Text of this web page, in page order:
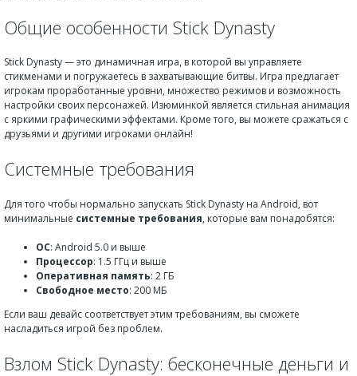
Общие особенности Stick Dynasty
Stick Dynasty — это динамичная игра, в которой вы управляете
стикменами и погружаетесь в захватывающие битвы. Игра предлагает
игрокам проработанные уровни, множество режимов и возможность
настройки своих персонажей. Изюминкой является стильная анимация
с яркими графическими эффектами. Кроме того, вы можете сражаться с
друзьями и другими игроками онлайн!
Системные требования
Для того чтобы нормально запускать Stick Dynasty на Android, вот
минимальные системные требования, которые вам понадобятся:
ОС: Android 5.0 и выше
Процессор: 1.5 ГГц и выше
Оперативная память: 2 ГБ
Свободное место: 200 МБ
Если ваш девайс соответствует этим требованиям, вы сможете
насладиться игрой без проблем.
Взлом Stick Dynasty: бесконечные деньги и